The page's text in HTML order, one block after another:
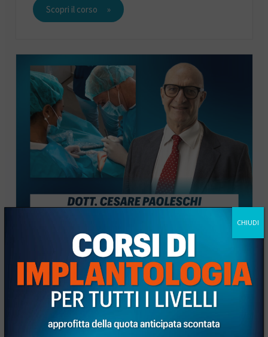
Scopri il corso
LIVE SURGERY SU PAZIENTE: con dott.
Paoleschi
14 Ottobre 2026
CHIUDI